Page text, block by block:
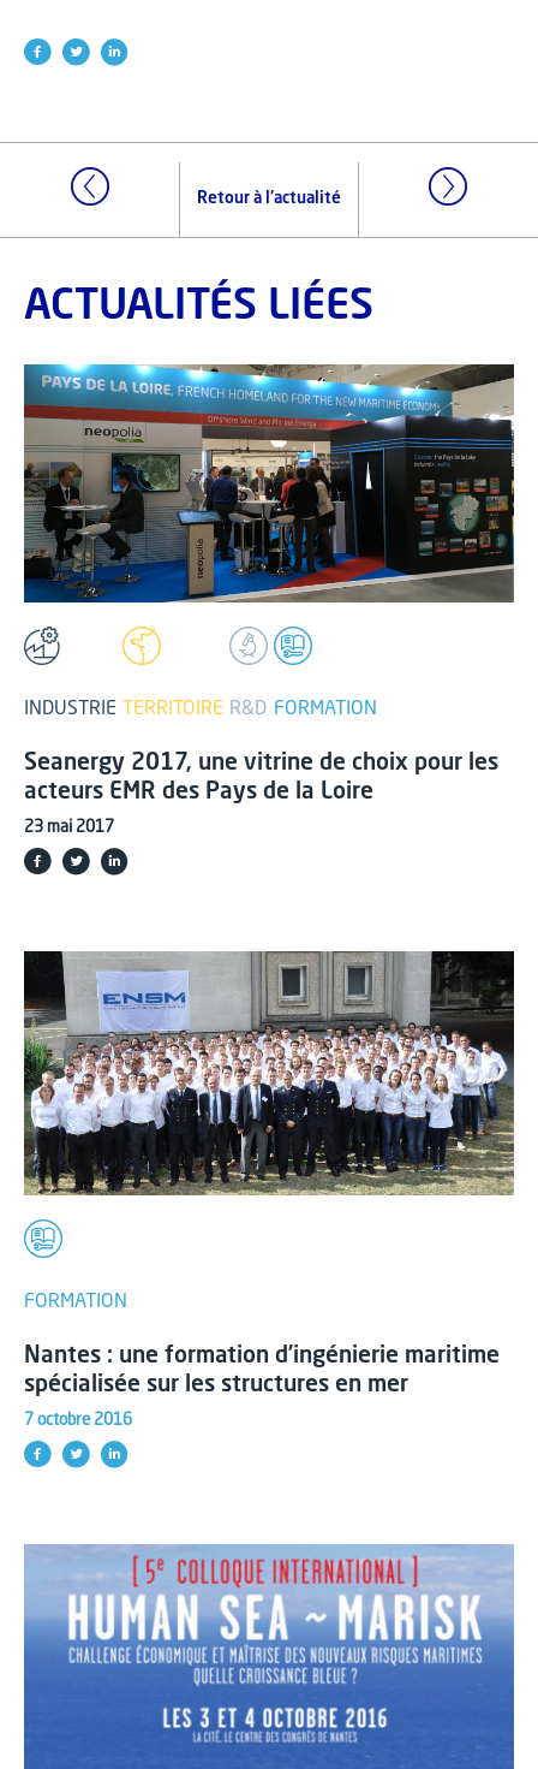
Retour à l'actualité
ACTUALITÉS LIÉES
INDUSTRIE TERRITOIRE R&D FORMATION
Seanergy 2017, une vitrine de choix pour les
acteurs EMR des Pays de la Loire
23 mai 2017
FORMATION
Nantes : une formation d’ingénierie maritime
spécialisée sur les structures en mer
7 octobre 2016